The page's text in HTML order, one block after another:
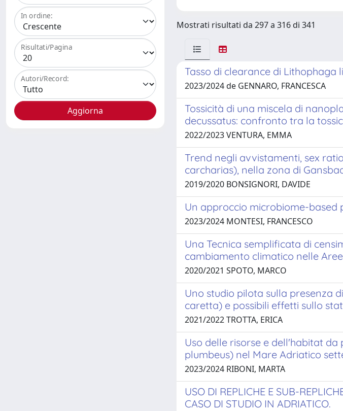
In ordine:
Risultati/Pagina
Autori/Record:
Mostrati risultati da 297 a 316 di 341
Tasso di clearance di Lithophaga
2023/2024 de GENNARO, FRANCESCA
Tossicità di una miscela di
decussatus: confronto tra la
2022/2023 VENTURA, EMMA
Trend negli avvistamenti, sex
carcharias), nella zona di
2019/2020 BONSIGNORI, DAVIDE
Un approccio microbiome-
2023/2024 MONTESI, FRANCESCO
Una Tecnica semplificata di
cambiamento climatico nelle
2020/2021 SPOTO, MARCO
Uno studio pilota sulla presenza
caretta) e possibili effetti sullo
2021/2022 TROTTA, ERICA
Uso delle risorse e dell'habitat
plumbeus) nel Mare Adriatico
2023/2024 RIBONI, MARTA
USO DI REPLICHE E SUB-
CASO DI STUDIO IN ADRIATICO.